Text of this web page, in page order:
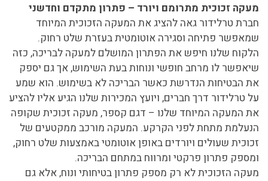
מעקה זכוכית מתרומם ויורד – פתרון מתקדם וחדשני
חברת טרלידור גאה להציג את המעקה הזכוכית המיוחד
שמאפשר פתיחה וסגירה אוטומטית בעזרת שלט רחוק.
הלקוח שלנו חיפש את הפתרון המושלם למעקה לבריכה, כזה
שיאפשר לו מרחב חופשי ונוחות בעת השימוש, אך גם יספק
את הבטיחות הנדרשת כאשר הבריכה לא בשימוש. הוא שמע
על טרלידור דרך חברים, ויועץ המכירות שלנו הגיע אליו להציע
את המעקה המיוחד שלנו – דגם קספר, מעקה זכוכית שקופה
הנעלמת מתחת לפני הקרקע. המעקה מורכב ממקטעים של
זכוכית שעולים ויורדים באופן אוטומטי באמצעות שלט רחוק,
ומספק פתרון פרקטי ומרווח במתחם הבריכה.
מעקה הזכוכית לא רק מספק פתרון בטיחותי ונוח, אלא גם